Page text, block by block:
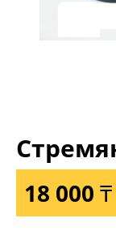
18 000 ₸